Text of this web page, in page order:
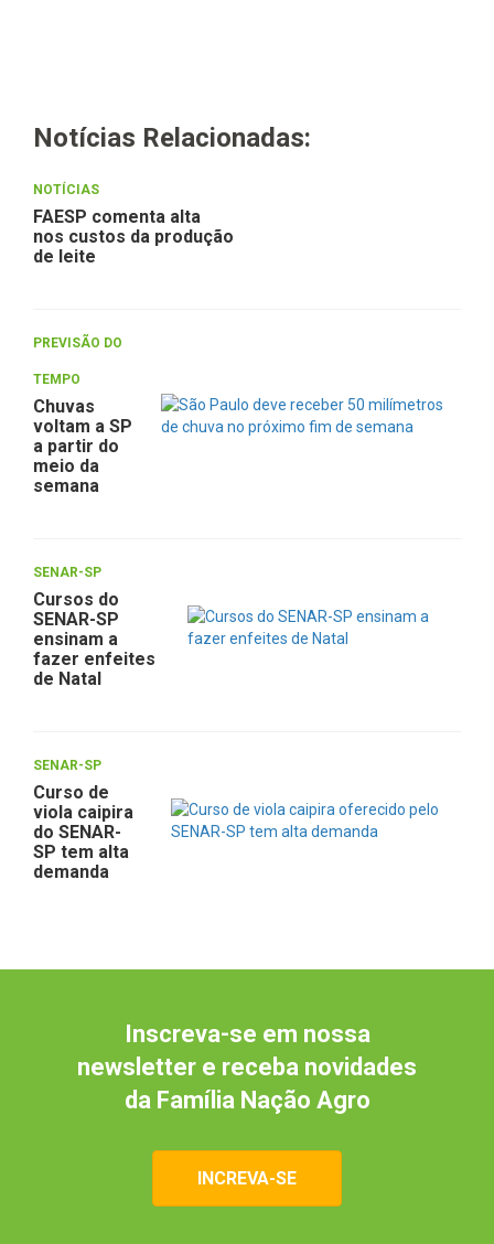
Notícias Relacionadas:
NOTÍCIAS
FAESP comenta alta
nos custos da produção
de leite
PREVISÃO DO
TEMPO
Chuvas
voltam a SP
a partir do
meio da
semana
SENAR-SP
Cursos do
SENAR-SP
ensinam a
fazer enfeites
de Natal
SENAR-SP
Curso de
viola caipira
do SENAR-
SP tem alta
demanda
Inscreva-se em nossa
newsletter e receba novidades
da Família Nação Agro
INCREVA-SE